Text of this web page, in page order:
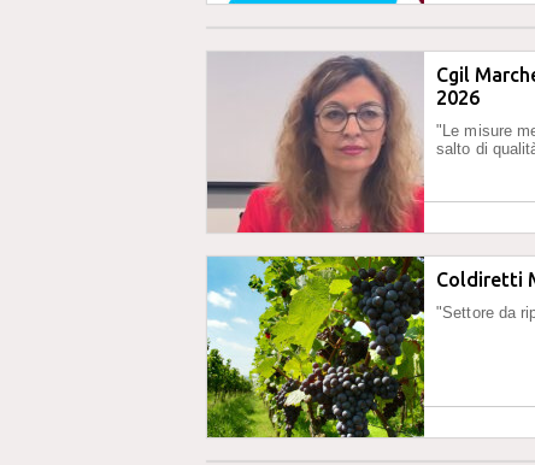
Cgil
2026
"Le misure
salto di
Coldiretti
"Settore da